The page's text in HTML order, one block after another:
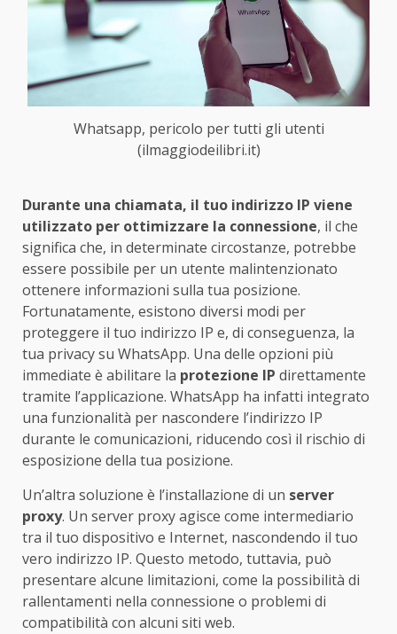
Whatsapp, pericolo per tutti gli utenti
(ilmaggiodeilibri.it)
Durante una chiamata, il tuo indirizzo IP viene
utilizzato per ottimizzare la connessione, il che
significa che, in determinate circostanze, potrebbe
essere possibile per un utente malintenzionato
ottenere informazioni sulla tua posizione.
Fortunatamente, esistono diversi modi per
proteggere il tuo indirizzo IP e, di conseguenza, la
tua privacy su WhatsApp. Una delle opzioni più
immediate è abilitare la protezione IP direttamente
tramite l’applicazione. WhatsApp ha infatti integrato
una funzionalità per nascondere l’indirizzo IP
durante le comunicazioni, riducendo così il rischio di
esposizione della tua posizione.
Un’altra soluzione è l’installazione di un server
proxy. Un server proxy agisce come intermediario
tra il tuo dispositivo e Internet, nascondendo il tuo
vero indirizzo IP. Questo metodo, tuttavia, può
presentare alcune limitazioni, come la possibilità di
rallentamenti nella connessione o problemi di
compatibilità con alcuni siti web.